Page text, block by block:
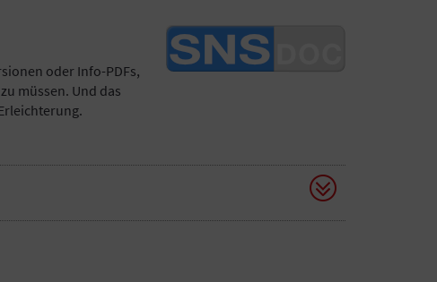
oder Info-PDFs,
müssen. Und das